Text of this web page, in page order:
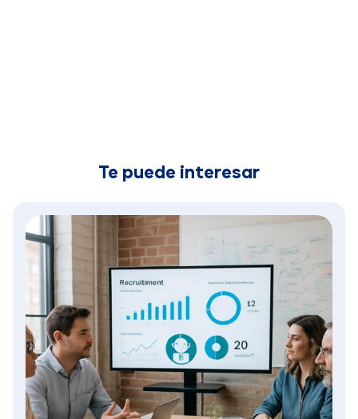
Te puede interesar